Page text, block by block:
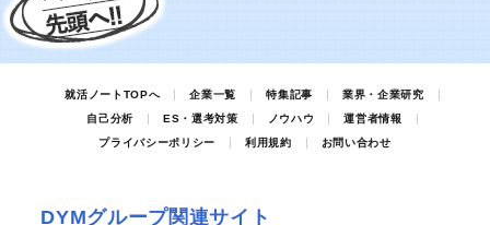
就活ノートTOPへ 企業一覧 特集記事
業界・企業研究
自己分析
ES・選考対策 ノウハウ
運営者情報
プライバシーポリシー
利用規約 お問い合わせ
DYMグループ関連サイト